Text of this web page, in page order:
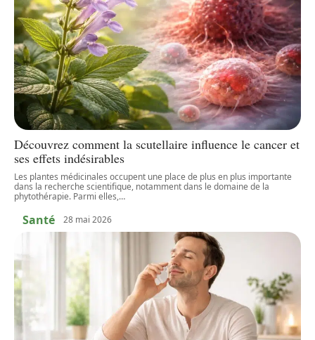
Découvrez comment la scutellaire influence le cancer et
ses effets indésirables
Les plantes médicinales occupent une place de plus en plus importante
dans la recherche scientifique, notamment dans le domaine de la
phytothérapie. Parmi elles,…
Santé 28 mai 2026